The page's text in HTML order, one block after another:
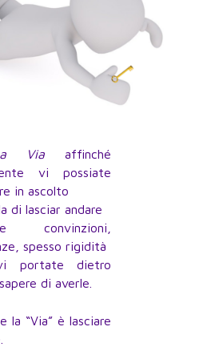
Via affinché
vi possiate
in ascolto
di lasciar andare
convinzioni,
spesso rigidità
portate dietro
di averle.
la “Via” è lasciare